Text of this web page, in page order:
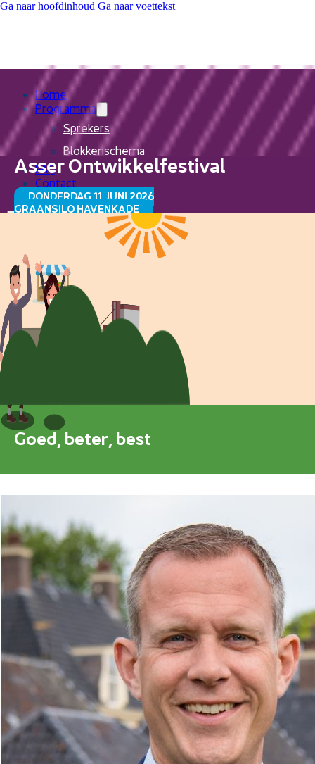
Ga naar hoofdinhoud Ga naar voettekst
Home
Programma
Sprekers
Blokkenschema
FAQ
Contact
Home
Programma
Sprekers
Blokkenschema
Asser Ontwikkelfestival
DONDERDAG 11 JUNI 2026
GRAANSILO HAVENKADE
Goed, beter, best